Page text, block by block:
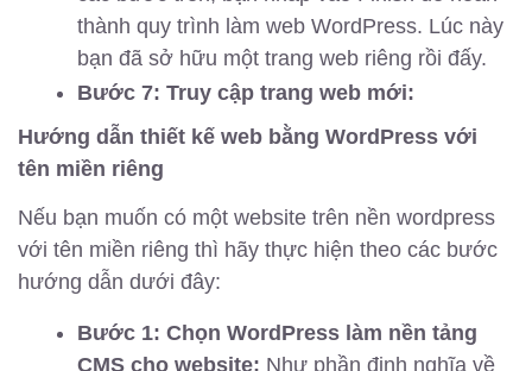
thành quy trình làm web WordPress. Lúc này
bạn đã sở hữu một trang web riêng rồi đấy.
Bước 7: Truy cập trang web mới:
Hướng dẫn thiết kế web bằng WordPress với
tên miền riêng
Nếu bạn muốn có một website trên nền wordpress
với tên miền riêng thì hãy thực hiện theo các bước
hướng dẫn dưới đây:
Bước 1: Chọn WordPress làm nền tảng
CMS cho website: Như phần định nghĩa về